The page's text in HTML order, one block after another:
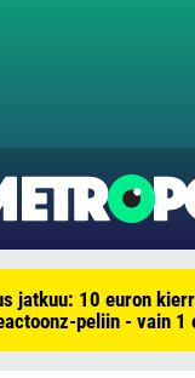
jatkuu: 10 euron
peliin - vain 1